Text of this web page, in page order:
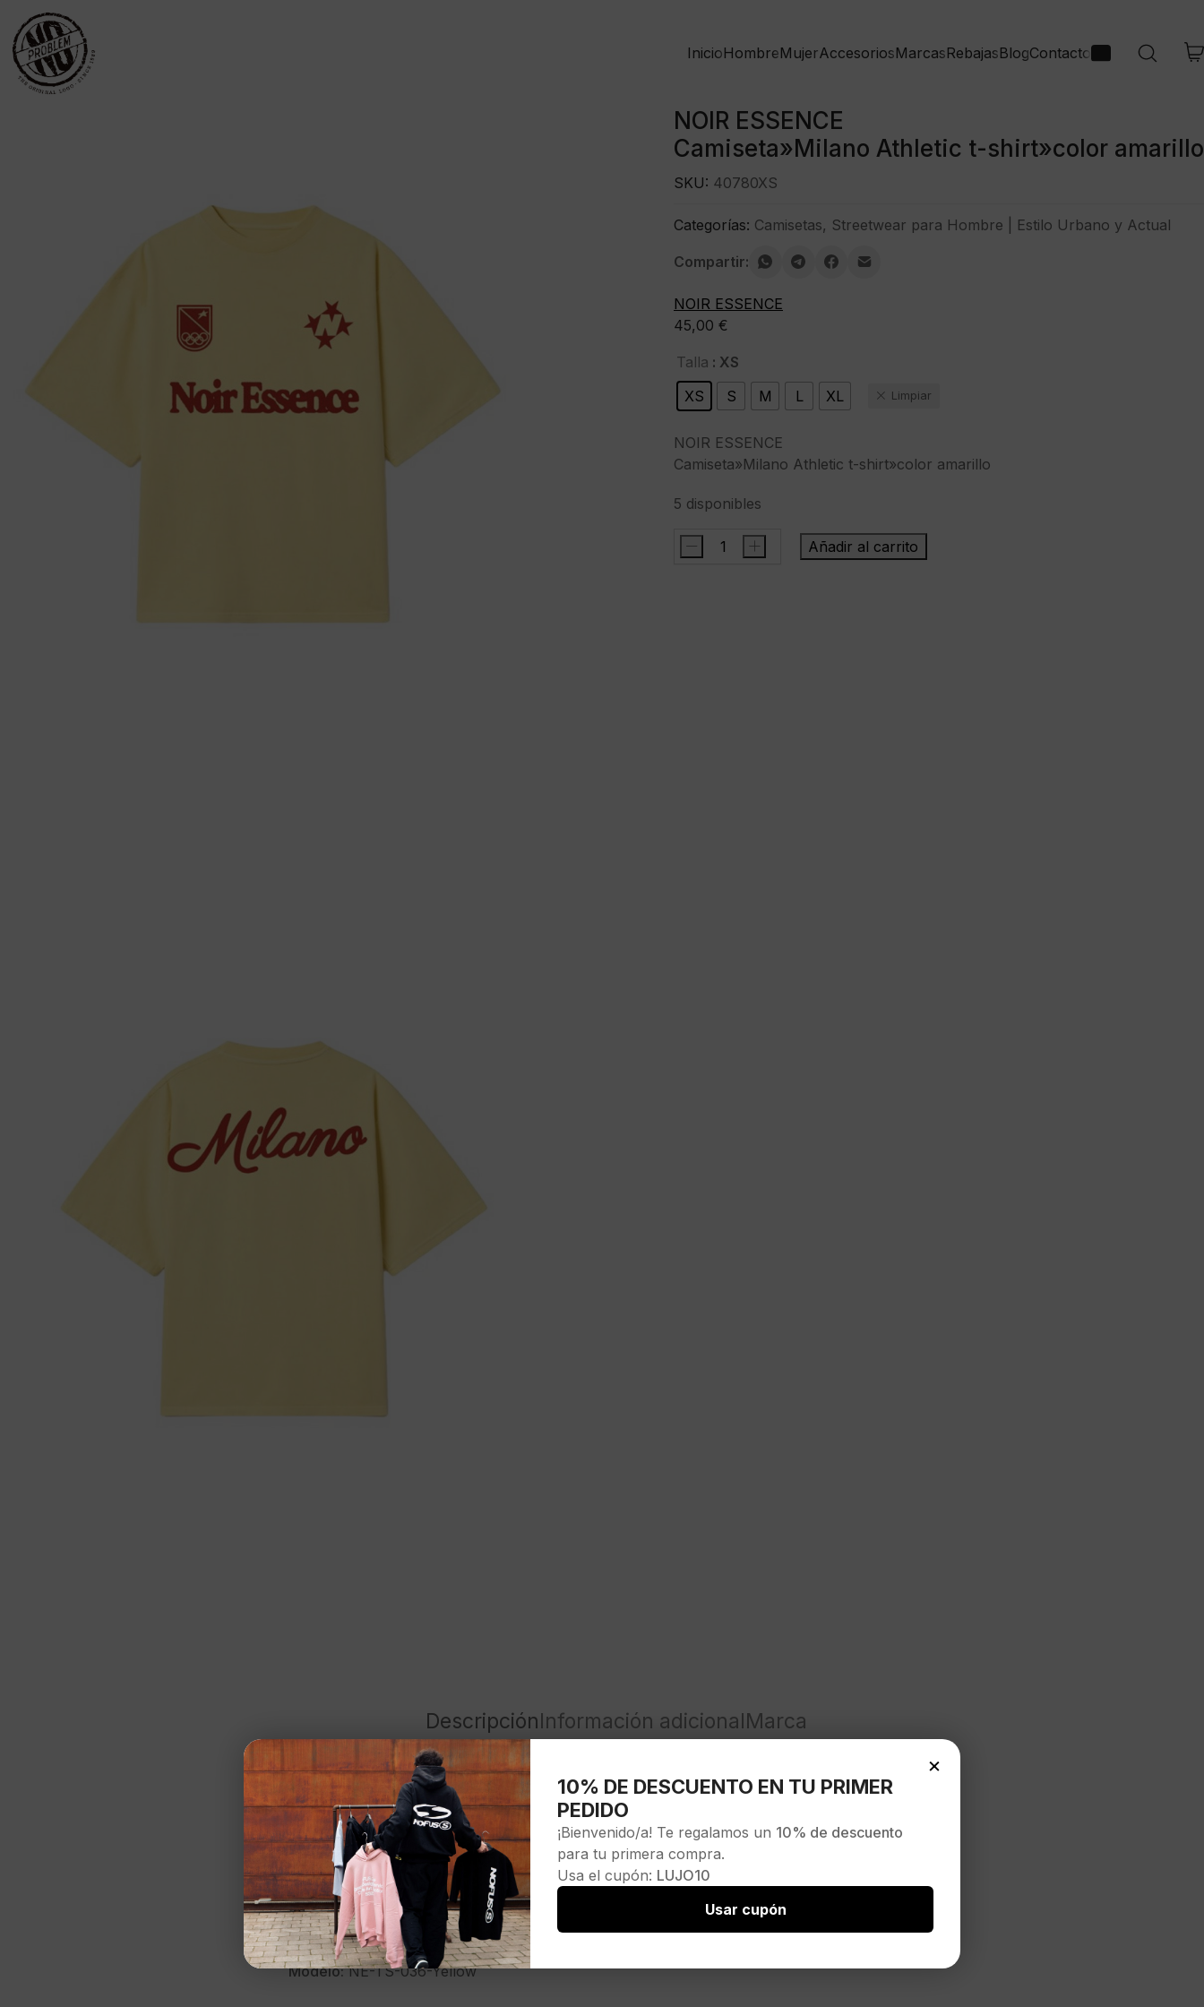
InicioHombreMujerAccesoriosMarcasRebajasBlogContacto
NOIR ESSENCE
Camiseta»Milano Athletic t-shirt»color amarillo
45,00 €
Talla : XS
XS
S M L XL Limpiar
NOIR ESSENCE
Camiseta»Milano Athletic t-shirt»color amarillo
5 disponibles
NOIR
- + Añadir al carrito
SKU: 40780XS
Categorías: Camisetas, Streetwear para Hombre | Estilo Urbano y Actual
Compartir:
NOIR ESSENCE
DescripciónInformación adicionalMarca
NOIR ESSENCE
Camiseta»Milano Athletic t-shirt»color amarillo
Talla:XS
Color:AMARILLO
Marca:NOIR ESSENCE
Modelo:NE-TS-036-Yellow
×
10% DE DESCUENTO EN TU PRIMER
PEDIDO
¡Bienvenido/a! Te regalamos un 10% de descuento
para tu primera compra.
Usa el cupón: LUJO10
Usar cupón